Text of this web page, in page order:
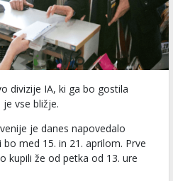
divizije IA, ki ga bo gostila
vse bližje.
je danes napovedalo
med 15. in 21. aprilom. Prve
kupili že od petka od 13. ure